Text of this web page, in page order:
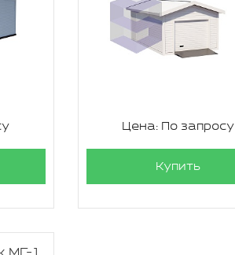
Цена: По запросу
Купить